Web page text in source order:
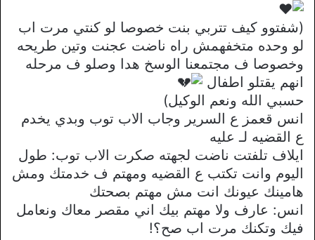
(شفتوو كيف تتربي بنت خصوصا لو كنتي مرت اب
لو وحده متخفهمش راه ناضت عجنت وتين طريحه
وخصوصا ف مجتمعنا الوسخ هدا وصلو ف مرحله
انهم يقتلو اطفال
حسبي الله ونعم الوكيل)
انس قعمز ع السرير وجاب الاب توب وبدي يخدم
ع القضيه لـ عليه
ايلاف تلفتت ناضت لجهته صكرت الاب توب: طول
اليوم وانت تكتب ع القضيه ومهتم ف خدمتك ومش
هامينك عيونك انت مش مهتم بصحتك
انس: عارف ولا مهتم بيك اني مقصر معاك ونعامل
فيك وتكنك مرت اب صح؟!